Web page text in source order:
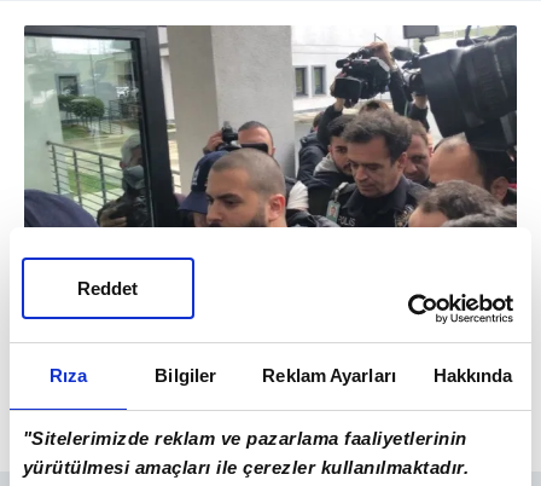
Rıza Bilgiler Reklam Ayarları Hakkında
"Sitelerimizde reklam ve pazarlama faaliyetlerinin
yürütülmesi amaçları ile çerezler kullanılmaktadır.
Reddet
11
İflas etme hakkım vardı. Bu siber saldırılara
karşı davalar da açtım. Bir kısmını geri
kazanabilsem de bir kısmını kaybettim" dedi.